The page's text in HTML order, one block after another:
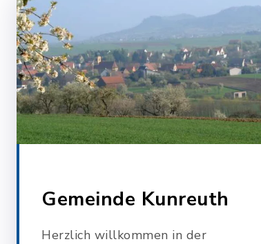
Gemeinde Kunreuth
Herzlich willkommen in der